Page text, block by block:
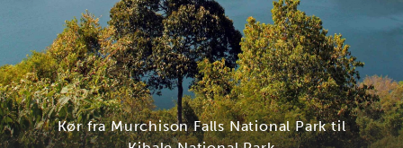
I dag kører du fra Murchison Falls til Kibale National
Park. Denne 6-timers tur fører dig forbi indbydende
landsbyer, regnskove, charmerende teplantager og